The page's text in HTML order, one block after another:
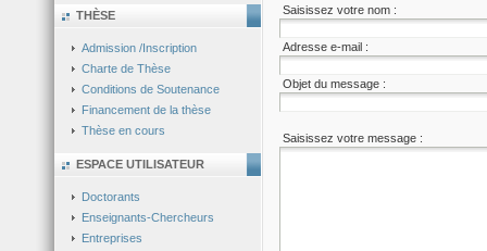
Saisissez votre nom :
Adresse e-mail :
Objet du message :
Saisissez votre message :
THÈSE
Admission /Inscription
Charte de Thèse
Conditions de Soutenance
Financement de la thèse
Thèse en cours
ESPACE UTILISATEUR
Doctorants
Enseignants-Chercheurs
Entreprises